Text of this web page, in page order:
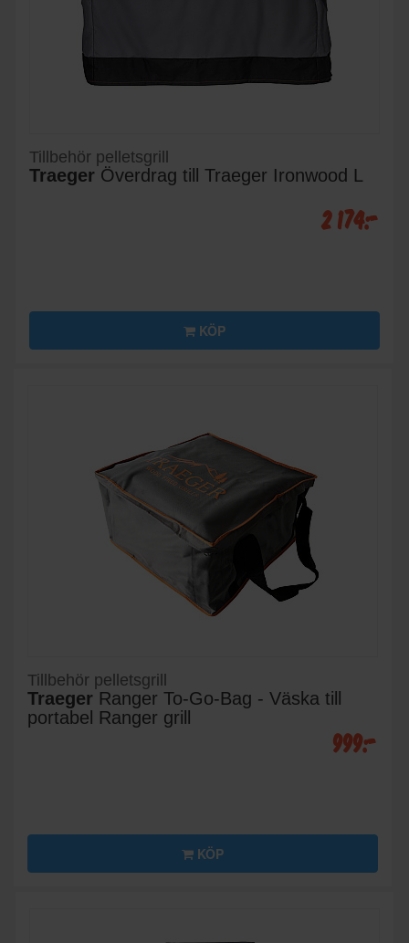
Tillbehör pelletsgrill
Traeger Överdrag till Traeger Ironwood L
2 174:-
KÖP
Tillbehör pelletsgrill
Traeger Ranger To-Go-Bag - Väska till
portabel Ranger grill
999:-
KÖP